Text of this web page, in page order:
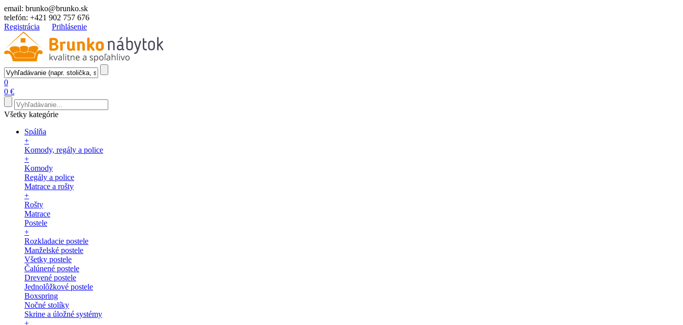
email: brunko@brunko.sk
telefón: +421 902 757 676
Registrácia
Prihlásenie
0
0 €
Všetky kategórie
Spálňa
+
Komody, regály a police
+
Komody
Regály a police
Matrace a rošty
+
Rošty
Matrace
Postele
+
Rozkladacie postele
Manželské postele
Všetky postele
Čalúnené postele
Drevené postele
Jednolôžkové postele
Boxspring
Nočné stolíky
Skrine a úložné systémy
+